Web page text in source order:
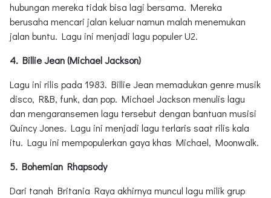
hubungan mereka tidak bisa lagi bersama. Mereka
berusaha mencari jalan keluar namun malah menemukan
jalan buntu. Lagu ini menjadi lagu populer U2.
4. Billie Jean (Michael Jackson)
Lagu ini rilis pada 1983. Billie Jean memadukan genre musik
disco, R&B, funk, dan pop. Michael Jackson menulis lagu
dan mengaransemen lagu tersebut dengan bantuan musisi
Quincy Jones. Lagu ini menjadi lagu terlaris saat rilis kala
itu. Lagu ini mempopulerkan gaya khas Michael, Moonwalk.
5. Bohemian Rhapsody
Dari tanah Britania Raya akhirnya muncul lagu milik grup